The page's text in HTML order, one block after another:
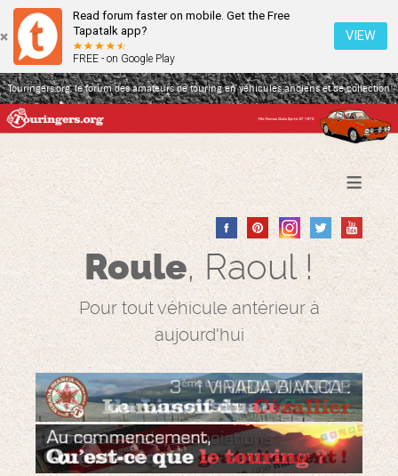
Read forum faster on mobile. Get the Free
Tapatalk app?
FREE - on Google Play
VIEW
Touringers.org, le forum des amateurs de touring en véhicules anciens et de collection
≡
Roule, Raoul !
Pour tout véhicule antérieur à
aujourd'hui